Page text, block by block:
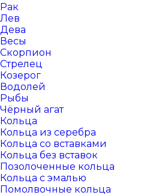
Рак
Лев
Дева
Весы
Скорпион
Стрелец
Козерог
Водолей
Рыбы
Чёрный агат
Кольца
Кольца из серебра
Кольца со вставками
Кольца без вставок
Позолоченные кольца
Кольца с эмалью
Помолвочные кольца